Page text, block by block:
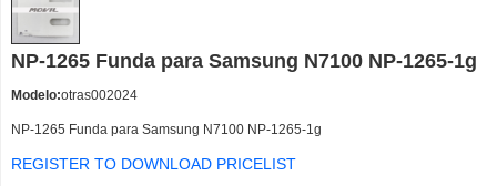
NP-1265 Funda para Samsung N7100 NP-1265-1g
Modelo:otras002024
NP-1265 Funda para Samsung N7100 NP-1265-1g
REGISTER TO DOWNLOAD PRICELIST